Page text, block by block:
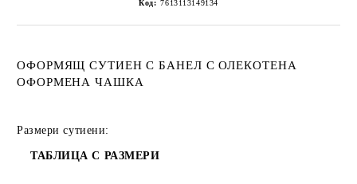
Код: 7613113149134
ОФОРМЯЩ СУТИЕН С БАНЕЛ С ОЛЕКОТЕНА
ОФОРМЕНА ЧАШКА
Размери сутиени:
ТАБЛИЦА С РАЗМЕРИ